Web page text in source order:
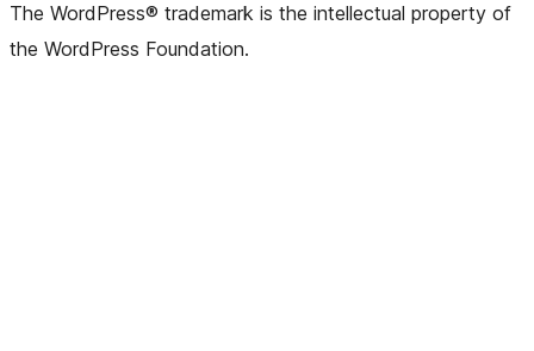
The WordPress® trademark is the intellectual property of
the WordPress Foundation.